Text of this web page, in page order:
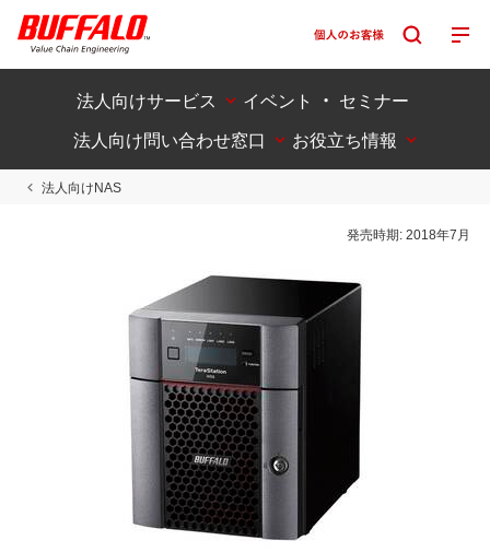
法人向けサービス
イベント ・ セミナー
法人向け問い合わせ窓口
お役立ち情報
法人向けNAS
発売時期:2018年7月